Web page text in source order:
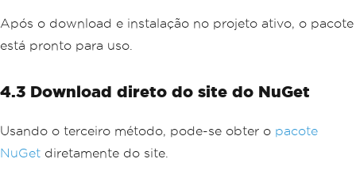
Após o download e instalação no projeto ativo, o pacote
está pronto para uso.
4.3 Download direto do site do NuGet
Usando o terceiro método, pode-se obter o pacote
NuGet diretamente do site.